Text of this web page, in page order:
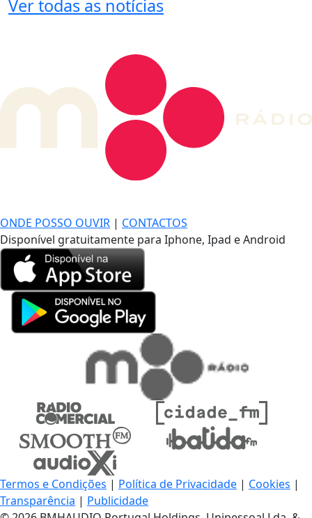
Ver todas as notícias
ONDE POSSO OUVIR | CONTACTOS
Disponível gratuitamente para Iphone, Ipad e Android
Termos e Condições | Política de Privacidade | Cookies |
Transparência | Publicidade